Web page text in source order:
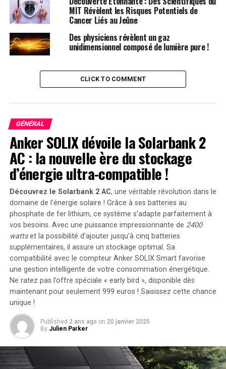
La Question d’Enrico Fermi
Enrico Fermi a posé une question célèbre : « Où est tout
le monde ? » Cette interrogation sur l’absence
d’extraterrestres n’a pas suscité un grand nombre
d’initiatives pour explorer cette énigme.
La Solitude et la Recherche de
Connexion
Les personnes isolées se demandent souvent où se
trouvent les autres. Pour établir des connexions, elles
doivent s’inscrire sur des sites de rencontre ou
simplement sortir de chez elles pour rencontrer
d’autres personnes.
La Nécessité de Preuves
Solides
Des affirmations extraordinaires nécessitent des
preuves tout aussi extraordinaires. Pour cela, un
financement adéquat est essentiel.
Une Expédition Financée par
Loeb
Avi Loeb a financé une expédition dans le Pacifique pour
MIT Révèlent les Risques Potentiels de
Cancer Liés au Jeûne
Des physiciens révèlent un gaz
unidimensionnel composé de lumière pure !
CLICK TO COMMENT
GÉNÉRAL
Anker SOLIX dévoile la Solarbank 2
AC : la nouvelle ère du stockage
d’énergie ultra-compatible !
Découvrez le Solarbank 2 AC, une véritable révolution dans le
domaine de l’énergie solaire ! Grâce à ses batteries au
phosphate de fer lithium, ce système s’adapte parfaitement à
vos besoins. Avec une puissance impressionnante de 2400
wattset la possibilité d’ajouter jusqu’à cinq batteries
supplémentaires, il assure un stockage optimal. Sa
compatibilité avec le compteur Anker SOLIX Smart favorise
une gestion intelligente de votre consommation énergétique.
Ne ratez pas l’offre spéciale « early bird », disponible dès
maintenant pour seulement 999 euros ! Saisissez cette chance
unique !
Published 2 ans ago on 20 janvier 2025
By Julien Parker